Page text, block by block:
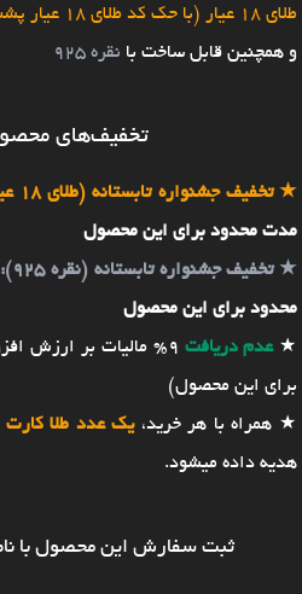
طلای 18 عیار (با حک کد طلای 18 عیار پشت کار)
و همچنین قابل ساخت با نقره 925
تخفیف‌های
★تخفیف جشنواره تابستانه (طلای 18 عیار):
مدت محدود برای این محصول
★تخفیف جشنواره تابستانه (نقره 925):
محدود برای این محصول
★عدم دریافت 9% مالیات بر ارزش افزوده (به مبلغ
برای این محصول)
★ همراه با هر خرید،یک عدد طلا کارت زرین با
هدیه داده میشود.
ثبت سفارش این محصول با